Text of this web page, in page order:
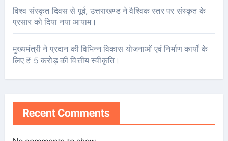
विश्व संस्कृत दिवस से पूर्व, उत्तराखण्ड ने वैश्विक स्तर पर संस्कृत के
प्रसार को दिया नया आयाम।
मुख्यमंत्री ने प्रदान की विभिन्न विकास योजनाओं एवं निर्माण कार्यों के
लिए ₹ 5 करोड़ की वित्तीय स्वीकृति।
Recent Comments